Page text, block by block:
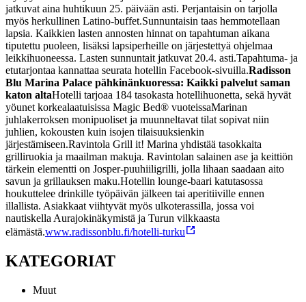
jatkuvat aina huhtikuun 25. päivään asti. Perjantaisin on tarjolla
myös herkullinen Latino-buffet.Sunnuntaisin taas hemmotellaan
lapsia. Kaikkien lasten annosten hinnat on tapahtuman aikana
tiputettu puoleen, lisäksi lapsiperheille on järjestettyä ohjelmaa
leikkihuoneessa. Lasten sunnuntait jatkuvat 20.4. asti.Tapahtuma- ja
etutarjontaa kannattaa seurata hotellin Facebook-sivuilla.Radisson
Blu Marina Palace pähkinänkuoressa: Kaikki palvelut saman
katon altaHotelli tarjoaa 184 tasokasta hotellihuonetta, sekä hyvät
yöunet korkealaatuisissa Magic Bed® vuoteissaMarinan
juhlakerroksen monipuoliset ja muunneltavat tilat sopivat niin
juhlien, kokousten kuin isojen tilaisuuksienkin
järjestämiseen.Ravintola Grill it! Marina yhdistää tasokkaita
grilliruokia ja maailman makuja. Ravintolan salainen ase ja keittiön
tärkein elementti on Josper-puuhiiligrilli, jolla lihaan saadaan aito
savun ja grillauksen maku.Hotellin lounge-baari katutasossa
houkuttelee drinkille työpäivän jälkeen tai aperitiiville ennen
illallista. Asiakkaat viihtyvät myös ulkoterassilla, jossa voi
nautiskella Aurajokinäkymistä ja Turun vilkkaasta
elämästä.www.radissonblu.fi/hotelli-turku
KATEGORIAT
Muut